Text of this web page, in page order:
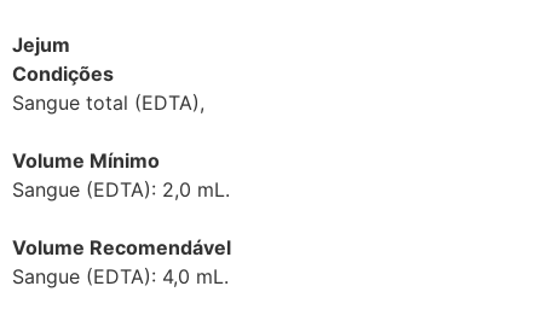
Jejum
Condições
Sangue total (EDTA),
Volume Mínimo
Sangue (EDTA): 2,0 mL.
Volume Recomendável
Sangue (EDTA): 4,0 mL.